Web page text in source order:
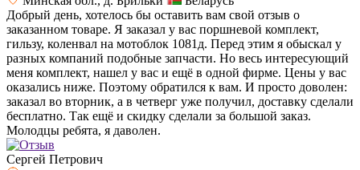
Добрый день, хотелось бы оставить вам свой отзыв о
заказанном товаре. Я заказал у вас поршневой комплект,
гильзу, коленвал на мотоблок 1081д. Перед этим я обыскал у
разных компаний подобные запчасти. Но весь интересующий
меня комплект, нашел у вас и ещё в одной фирме. Цены у вас
оказались ниже. Поэтому обратился к вам. И просто доволен:
заказал во вторник, а в четверг уже получил, доставку сделали
бесплатно. Так ещё и скидку сделали за большой заказ.
Молодцы ребята, я даволен.
Сергей Петрович